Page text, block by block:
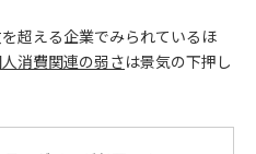
超える企業でみられているほ
消費関連の弱さは景気の下押し